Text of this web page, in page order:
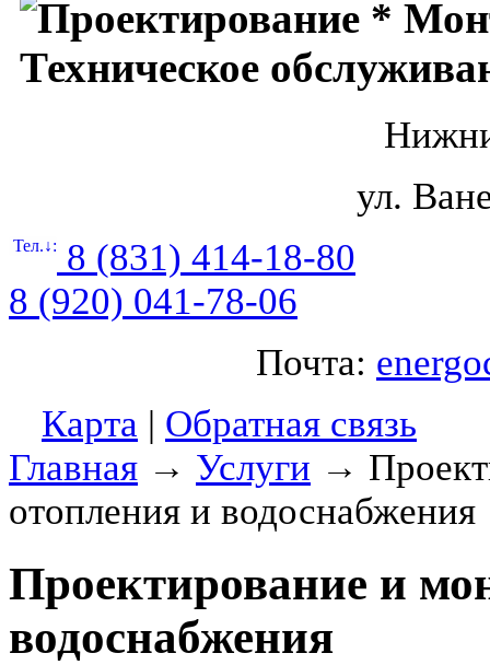
ул.
Тел.↓:
8 (831) 414-18-80
8 (920) 041-78-06
Почта:
Карта | Обратная связь
Главная → Услуги →
отопления и водоснабжения
Проектирование и
водоснабжения